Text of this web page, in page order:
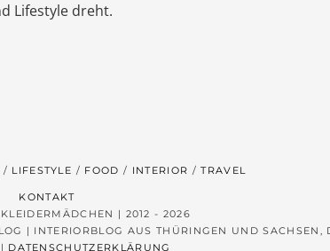
Lifestyle dreht.
LIFESTYLE FOOD INTERIOR TRAVEL
KONTAKT
| 2012 - 2026
| INTERIORBLOG AUS THÜRINGEN UND SACHSEN,
| DATENSCHUTZERKLÄRUNG